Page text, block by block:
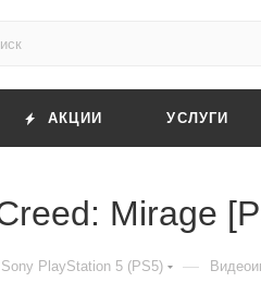
АКЦИИ УСЛУГИ
Mirage
Sony PlayStation 5 (PS5) —